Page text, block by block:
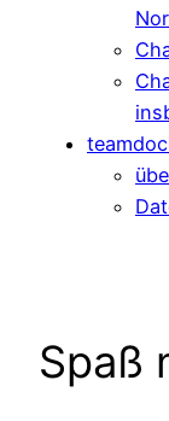
Spaß